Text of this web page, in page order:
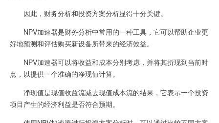
因此，财务分析和投资方案分析显得十分关键。
NPV加速器是财务分析中常用的一种工具，它可以帮助企业更
好地预测和评估购买新设备所带来的经济效益。
NPV加速器可以将收益和成本分别考虑，并将其折现到当前时
点，以提供一个准确的净现值计算。
净现值是现值收益流减去现值成本流的结果，它表示一个投资
项目产生的经济利益是否符合预期。